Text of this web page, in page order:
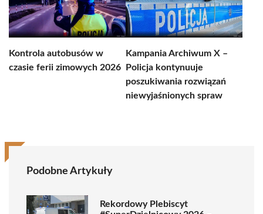
Kontrola autobusów w
czasie ferii zimowych 2026
Kampania Archiwum X –
Policja kontynuuje
poszukiwania rozwiązań
niewyjaśnionych spraw
Podobne Artykuły
Rekordowy Plebiscyt